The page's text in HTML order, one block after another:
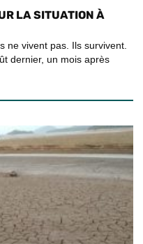
LA SITUATION À
ne vivent pas. Ils survivent.
dernier, un mois après